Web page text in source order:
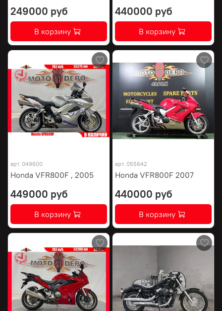
249000 руб
В корзину
440000 руб
В корзину
арт. 049600
Honda VFR800F , 2005
449000 руб
В корзину
арт. 055642
Honda VFR800F 2007
440000 руб
В корзину